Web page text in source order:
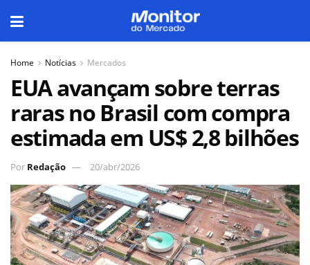
Home Notícias Mercados
EUA avançam sobre terras
raras no Brasil com compra
estimada em US$ 2,8 bilhões
Por Redação 20/abr/2026